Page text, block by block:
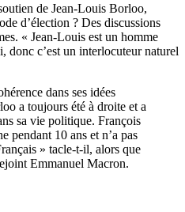
de Jean-Louis Borloo,
d’élection ? Des discussions
« Jean-Louis est un homme
donc c’est un interlocuteur naturel
dans ses idées
a toujours été à droite et a
sa vie politique. François
pendant 10 ans et n’a pas
» tacle-t-il, alors que
Emmanuel Macron.